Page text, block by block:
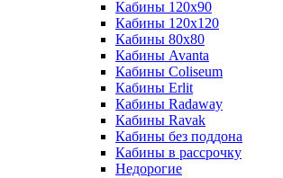
Кабины 120x90
Кабины 120х120
Кабины 80х80
Кабины Avanta
Кабины Coliseum
Кабины Erlit
Кабины Radaway
Кабины Ravak
Кабины без поддона
Кабины в рассрочку
Недорогие